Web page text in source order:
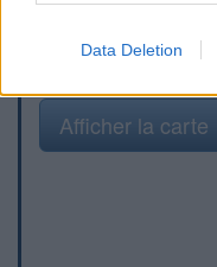
Data Deletion
Afficher la carte